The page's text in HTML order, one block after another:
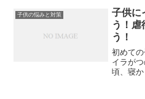
せたり
子供の悩みと対策
子供に
う！虐
う！
初めて
イラが
頃、寝